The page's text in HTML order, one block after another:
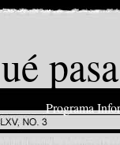
Programa